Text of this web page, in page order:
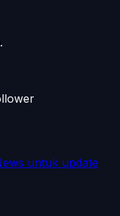
untuk update